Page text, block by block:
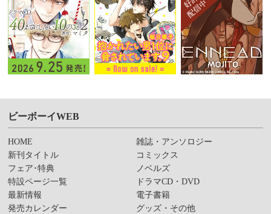
ビーボーイWEB
HOME
新刊タイトル
フェア･特典
特設ページ一覧
最新情報
発売カレンダー
雑誌・アンソロジー
コミックス
ノベルズ
ドラマCD・DVD
電子書籍
グッズ・その他